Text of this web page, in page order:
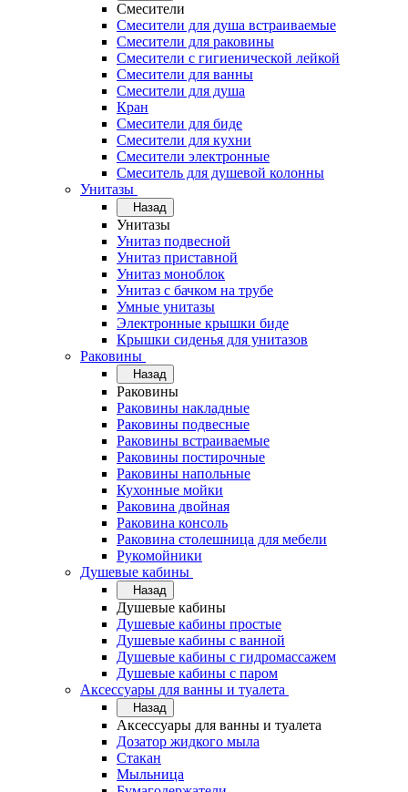
Смесители
Смесители для душа встраиваемые
Смесители для раковины
Смесители с гигиенической лейкой
Смесители для ванны
Смесители для душа
Кран
Смесители для биде
Смесители для кухни
Смесители электронные
Смеситель для душевой колонны
Унитазы
Назад
Унитазы
Унитаз подвесной
Унитаз приставной
Унитаз моноблок
Унитаз с бачком на трубе
Умные унитазы
Электронные крышки биде
Крышки сиденья для унитазов
Раковины
Назад
Раковины
Раковины накладные
Раковины подвесные
Раковины встраиваемые
Раковины постирочные
Раковины напольные
Кухонные мойки
Раковина двойная
Раковина консоль
Раковина столешница для мебели
Рукомойники
Душевые кабины
Назад
Душевые кабины
Душевые кабины простые
Душевые кабины с ванной
Душевые кабины с гидромассажем
Душевые кабины с паром
Аксессуары для ванны и туалета
Назад
Аксессуары для ванны и туалета
Дозатор жидкого мыла
Стакан
Мыльница